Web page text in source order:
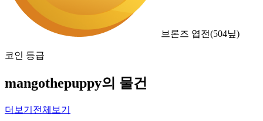
브론즈 엽전(504닢)
코인 등급
mangothepuppy의 물건
더보기 전체보기